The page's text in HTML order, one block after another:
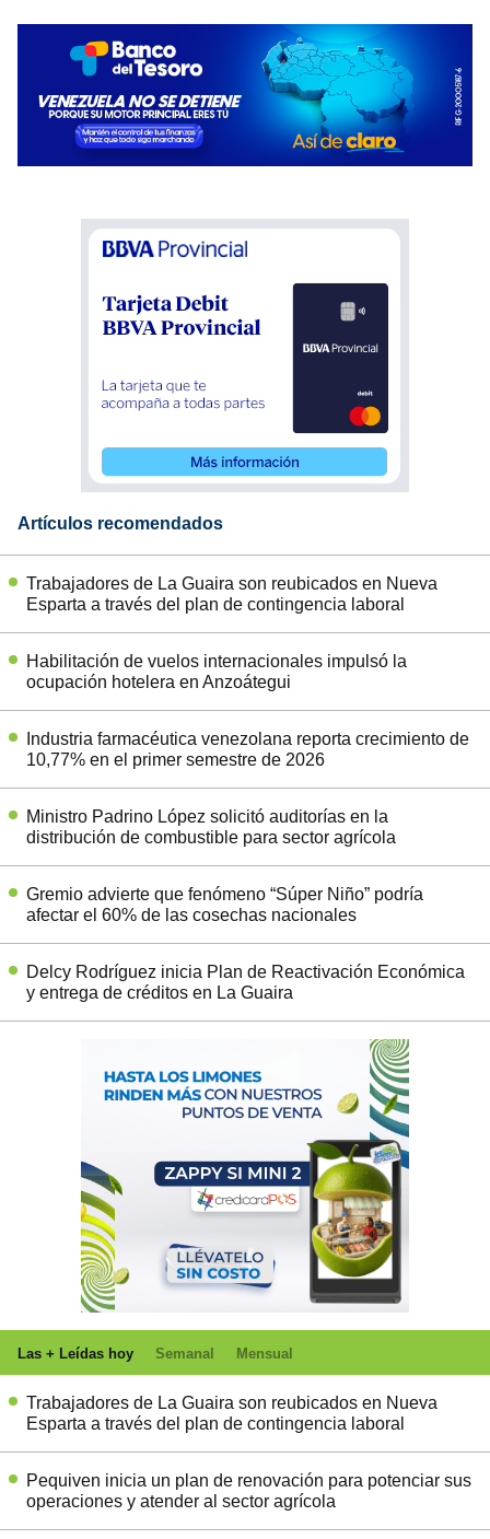
Artículos recomendados
Trabajadores de La Guaira son reubicados en Nueva
Esparta a través del plan de contingencia laboral
Habilitación de vuelos internacionales impulsó la
ocupación hotelera en Anzoátegui
Industria farmacéutica venezolana reporta crecimiento de
10,77% en el primer semestre de 2026
Ministro Padrino López solicitó auditorías en la
distribución de combustible para sector agrícola
Gremio advierte que fenómeno “Súper Niño” podría
afectar el 60% de las cosechas nacionales
Delcy Rodríguez inicia Plan de Reactivación Económica
y entrega de créditos en La Guaira
Las + Leídas hoy Semanal Mensual
Trabajadores de La Guaira son reubicados en Nueva
Esparta a través del plan de contingencia laboral
Pequiven inicia un plan de renovación para potenciar sus
operaciones y atender al sector agrícola